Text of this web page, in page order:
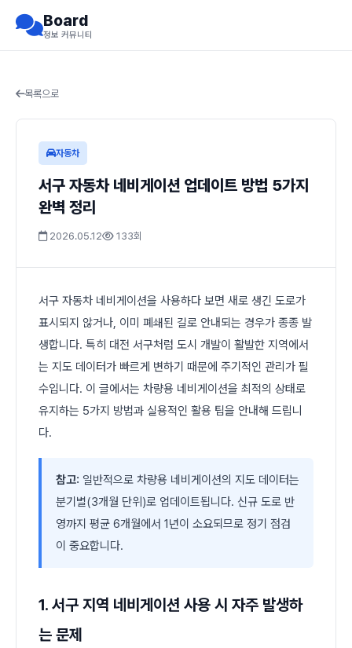
Board
정보 커뮤니티
목록으로
자동차
서구 자동차 네비게이션 업데이트 방법 5가지
완벽 정리
2026.05.12 133회
서구 자동차 네비게이션을 사용하다 보면 새로 생긴 도로가
표시되지 않거나, 이미 폐쇄된 길로 안내되는 경우가 종종 발
생합니다. 특히 대전 서구처럼 도시 개발이 활발한 지역에서
는 지도 데이터가 빠르게 변하기 때문에 주기적인 관리가 필
수입니다. 이 글에서는 차량용 네비게이션을 최적의 상태로
유지하는 5가지 방법과 실용적인 활용 팁을 안내해 드립니
다.
참고: 일반적으로 차량용 네비게이션의 지도 데이터는
분기별(3개월 단위)로 업데이트됩니다. 신규 도로 반
영까지 평균 6개월에서 1년이 소요되므로 정기 점검
이 중요합니다.
1. 서구 지역 네비게이션 사용 시 자주 발생하
는 문제